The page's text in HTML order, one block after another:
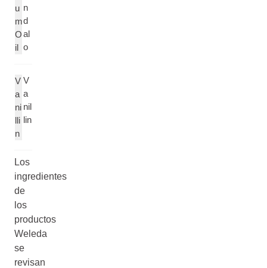
u
m
O
il
n
d
al
o
V
a
ni
lli
n
V
a
nil
lin
Los
ingredientes
de
los
productos
Weleda
se
revisan